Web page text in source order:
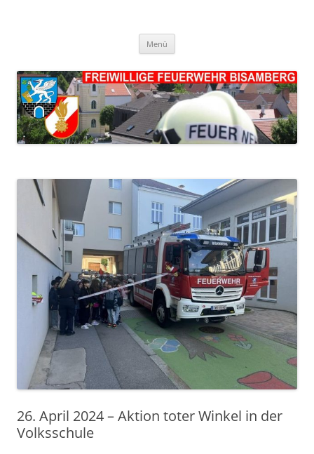
Menü
26. April 2024 – Aktion toter Winkel in der
Volksschule